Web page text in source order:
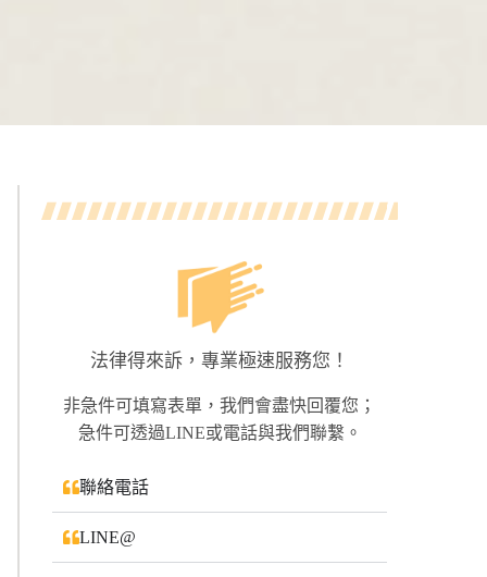
法律得來訴，專業極速服務您！
非急件可填寫表單，我們會盡快回覆您；
急件可透過LINE或電話與我們聯繫。
聯絡電話
LINE@